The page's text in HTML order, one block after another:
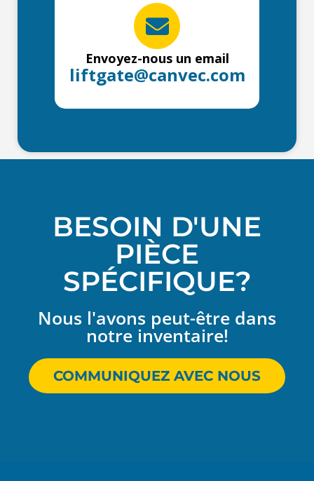
Envoyez-nous un email
liftgate@canvec.com
BESOIN D'UNE
PIÈCE
SPÉCIFIQUE?
Nous l'avons peut-être dans
notre inventaire!
COMMUNIQUEZ AVEC NOUS